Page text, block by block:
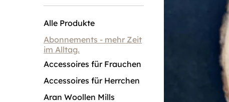
Alle Produkte
Abonnements - mehr Zeit
im Alltag.
Accessoires für Frauchen
Accessoires für Herrchen
Aran Woollen Mills